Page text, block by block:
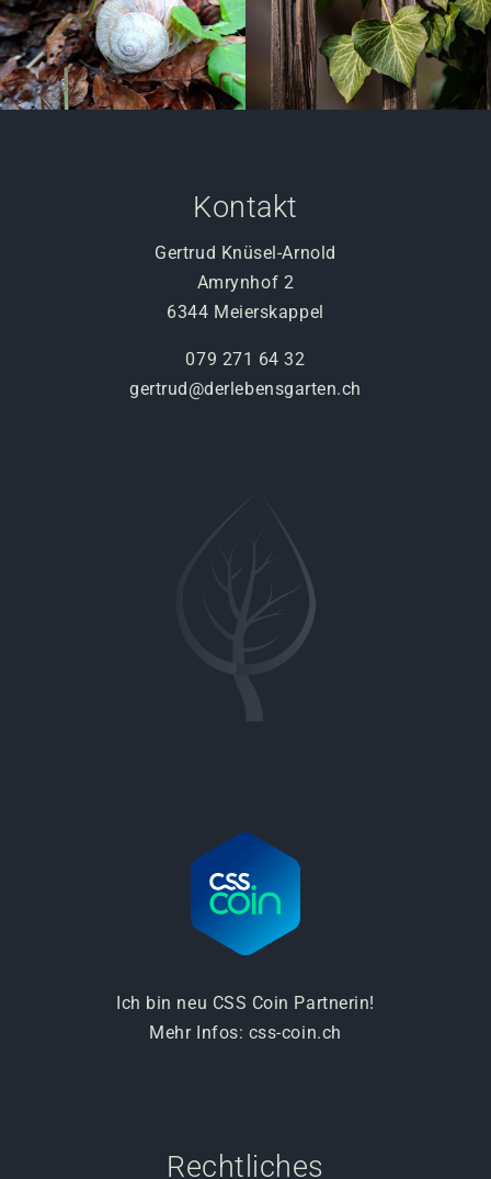
Kontakt
Gertrud Knüsel-Arnold
Amrynhof 2
6344 Meierskappel
079 271 64 32
gertrud@derlebensgarten.ch
Ich bin neu CSS Coin Partnerin!
Mehr Infos: css-coin.ch
Rechtliches